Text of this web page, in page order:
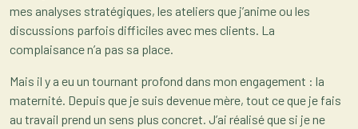
mes analyses stratégiques, les ateliers que j’anime ou les
discussions parfois difficiles avec mes clients. La
complaisance n’a pas sa place.
Mais il y a eu un tournant profond dans mon engagement : la
maternité. Depuis que je suis devenue mère, tout ce que je fais
au travail prend un sens plus concret. J’ai réalisé que si je ne